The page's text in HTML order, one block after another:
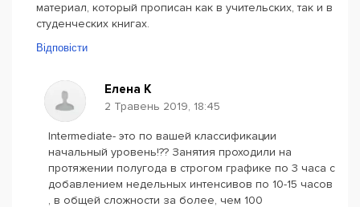
материал, который прописан как в учительских, так и в
студенческих книгах.
Відповісти
Елена К
2 Травень 2019, 18:45
Intermediate- это по вашей классификации
начальный уровень!?? Занятия проходили на
протяжении полугода в строгом графике по 3 часа с
добавлением недельных интенсивов по 10-15 часов
, в общей сложности за более, чем 100